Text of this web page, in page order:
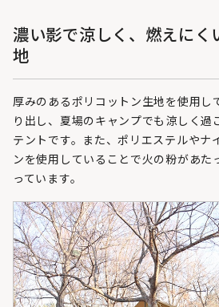
濃い影で涼しく、燃えにく
地
厚みのあるポリコットン生地を使用し
り出し、夏場のキャンプでも涼しく過
テントです。また、ポリエステルやナ
ンを使用していることで火の粉があた
っています。